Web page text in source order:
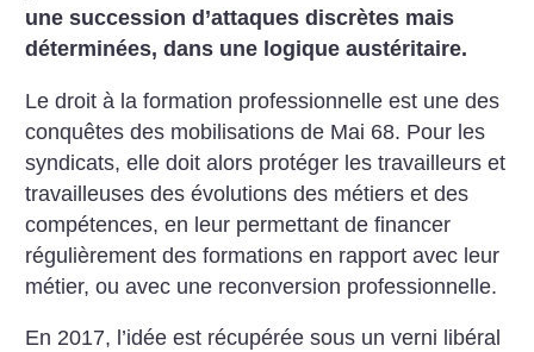
une succession d’attaques discrètes mais
déterminées, dans une logique austéritaire.
Le droit à la formation professionnelle est une des
conquêtes des mobilisations de Mai 68. Pour les
syndicats, elle doit alors protéger les travailleurs et
travailleuses des évolutions des métiers et des
compétences, en leur permettant de financer
régulièrement des formations en rapport avec leur
métier, ou avec une reconversion professionnelle.
En 2017, l’idée est récupérée sous un verni libéral